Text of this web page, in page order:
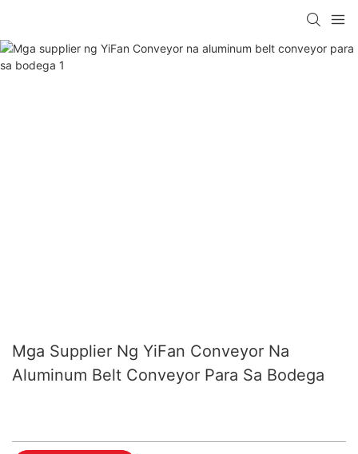
Mga Supplier Ng YiFan Conveyor Na
Aluminum Belt Conveyor Para Sa Bodega